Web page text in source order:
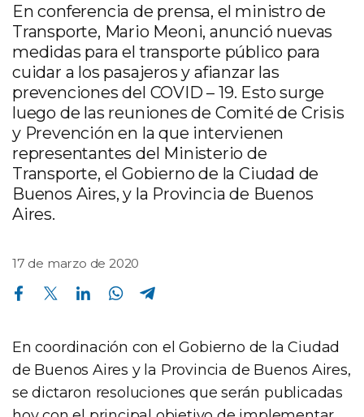
En conferencia de prensa, el ministro de
Transporte, Mario Meoni, anunció nuevas
medidas para el transporte público para
cuidar a los pasajeros y afianzar las
prevenciones del COVID – 19. Esto surge
luego de las reuniones de Comité de Crisis
y Prevención en la que intervienen
representantes del Ministerio de
Transporte, el Gobierno de la Ciudad de
Buenos Aires, y la Provincia de Buenos
Aires.
17 de marzo de 2020
Compartir en Facebook Compartir en Twitter Compartir en Linkedin Compartir en Whatsapp
En coordinación con el Gobierno de la Ciudad
de Buenos Aires y la Provincia de Buenos Aires,
se dictaron resoluciones que serán publicadas